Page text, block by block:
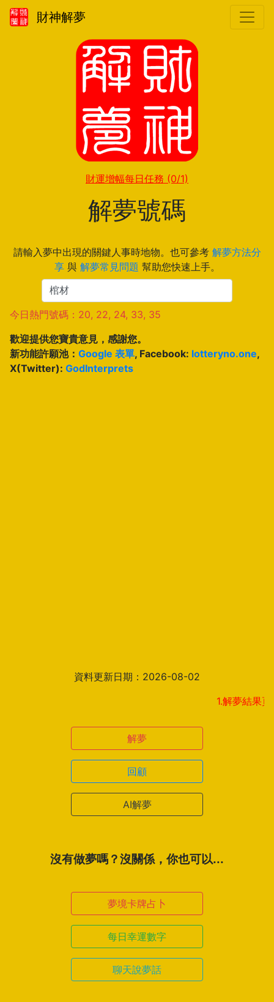
財神解夢
財運增幅每日任務 (0/1)
解夢號碼
請輸入夢中出現的關鍵人事時地物。也可參考 解夢方法分
享與 解夢常見問題 幫助您快速上手。
今日熱門號碼：20, 22, 24, 33, 35
歡迎提供您寶貴意見，感謝您。
新功能許願池： Google 表單, Facebook: lotteryno.one,
X(Twitter): GodInterprets
資料更新日期：2026-08-02
1.解夢結果頁新增見
解夢
回顧
AI解夢
沒有做夢嗎？沒關係，你也可以...
夢境卡牌占卜
每日幸運數字
聊天說夢話